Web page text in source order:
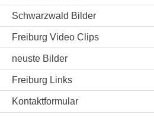
Schwarzwald Bilder
Freiburg Video Clips
neuste Bilder
Freiburg Links
Kontaktformular